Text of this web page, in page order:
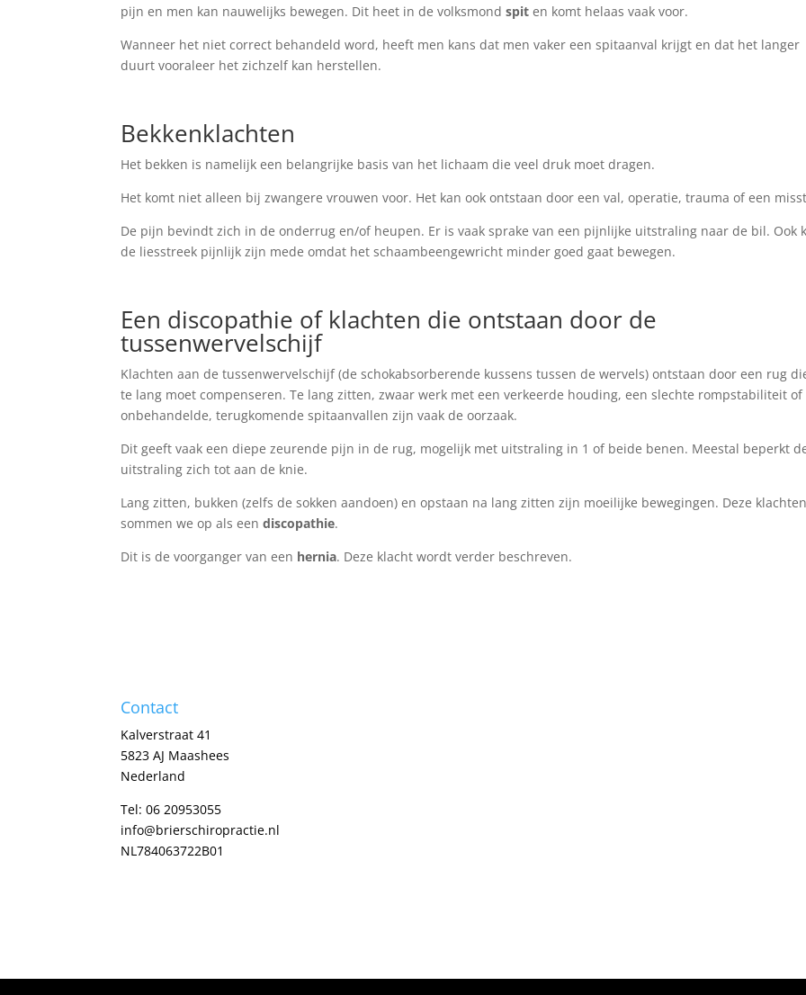
pijn en men kan nauwelijks bewegen. Dit heet in de volksmondspit en komt helaas vaak voor.
Wanneer het niet correct behandeld word, heeft men kans dat men vaker een spitaanval krijgt en dat het langer
duurt vooraleer het zichzelf kan herstellen.
Bekkenklachten
Het bekken is namelijk een belangrijke basis van het lichaam die veel druk moet dragen.
Het komt niet alleen bij zwangere vrouwen voor. Het kan ook ontstaan door een val, operatie, trauma of een
De pijn bevindt zich in de onderrug en/of heupen. Er is vaak sprake van een pijnlijke uitstraling naar de bil. Ook
de liesstreek pijnlijk zijn mede omdat het schaambeengewricht minder goed gaat bewegen.
Een discopathie of klachten die ontstaan door de
tussenwervelschijf
Klachten aan de tussenwervelschijf (de schokabsorberende kussens tussen de wervels) ontstaan door een rug
te lang moet compenseren. Te lang zitten, zwaar werk met een verkeerde houding, een slechte rompstabiliteit of
onbehandelde, terugkomende spitaanvallen zijn vaak de oorzaak.
Dit geeft vaak een diepe zeurende pijn in de rug, mogelijk met uitstraling in 1 of beide benen. Meestal beperkt
uitstraling zich tot aan de knie.
Lang zitten, bukken (zelfs de sokken aandoen) en opstaan na lang zitten zijn moeilijke bewegingen. Deze
sommen we op als eendiscopathie.
Dit is de voorganger van een hernia. Deze klacht wordt verder beschreven.
Contact
Kalverstraat 41
5823 AJ Maashees
Nederland
Tel:06 20953055
info@brierschiropractie.nl
NL784063722B01